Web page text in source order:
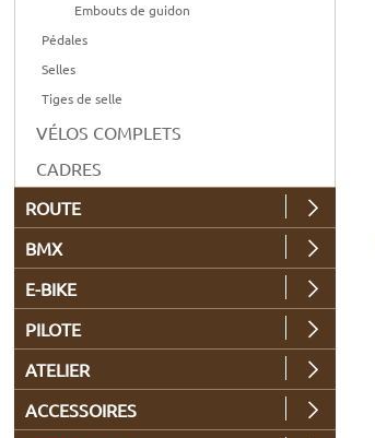
Embouts de guidon
Pédales
Selles
Tiges de selle
VÉLOS COMPLETS
CADRES
ROUTE
BMX
E-BIKE
PILOTE
ATELIER
ACCESSOIRES